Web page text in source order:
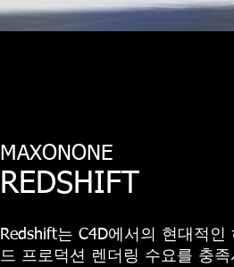
MAXONONE
REDSHIFT
Redshift는 C4D에서의 현대적인
드 프로덕션 렌더링 수요를 충족